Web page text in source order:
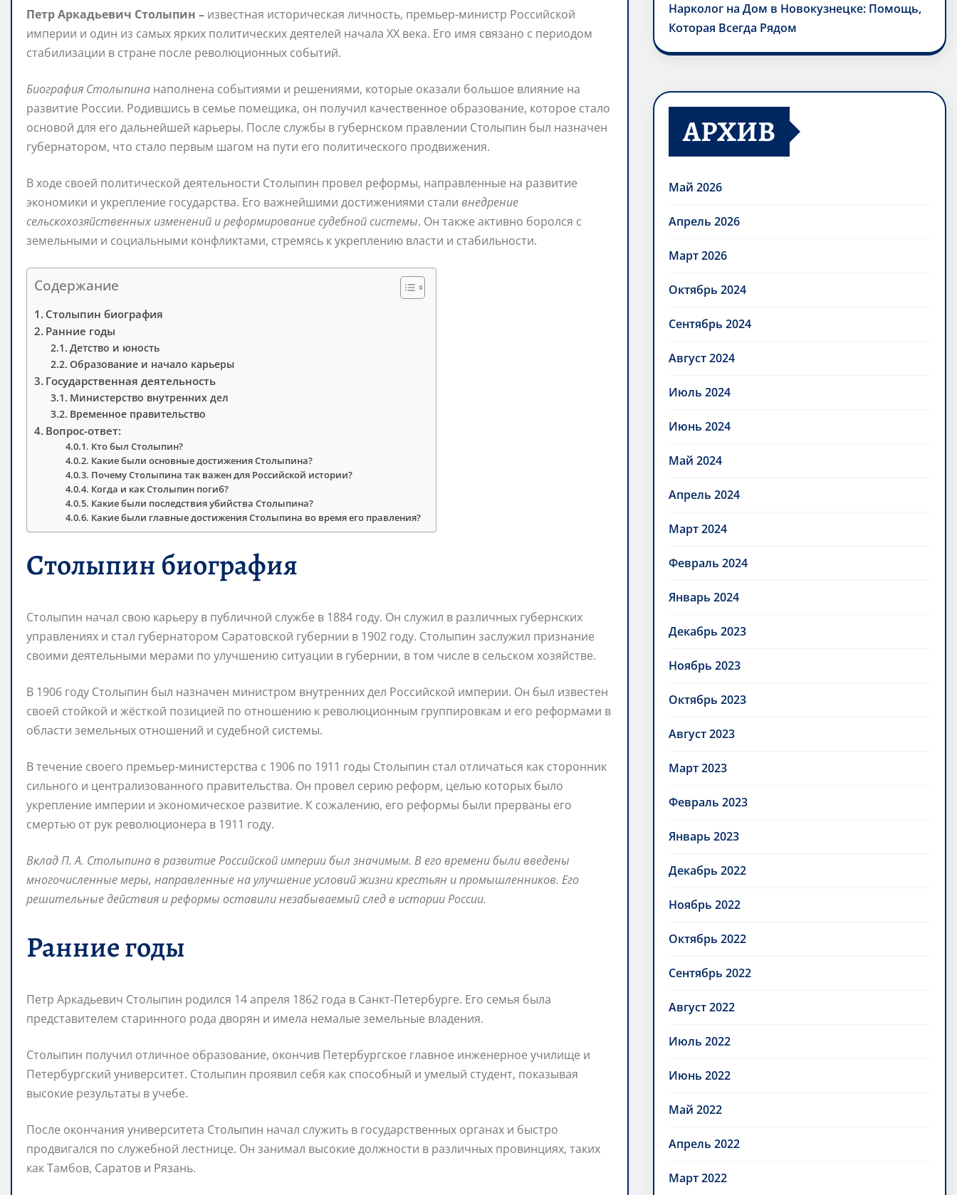
Петр Аркадьевич Столыпин – известная историческая личность, премьер-министр Российской
империи и один из самых ярких политических деятелей начала XX века. Его имя связано с периодом
стабилизации в стране после революционных событий.
Биография Столыпина наполнена событиями и решениями, которые оказали большое влияние на
развитие России. Родившись в семье помещика, он получил качественное образование, которое стало
основой для его дальнейшей карьеры. После службы в губернском правлении Столыпин был назначен
губернатором, что стало первым шагом на пути его политического продвижения.
В ходе своей политической деятельности Столыпин провел реформы, направленные на развитие
экономики и укрепление государства. Его важнейшими достижениями стали внедрение
сельскохозяйственных изменений и реформирование судебной системы. Он также активно боролся с
земельными и социальными конфликтами, стремясь к укреплению власти и стабильности.
Содержание
Столыпин биография
Ранние годы
Детство и юность
Образование и начало карьеры
Государственная деятельность
Министерство внутренних дел
Временное правительство
Вопрос-ответ:
Кто был Столыпин?
Какие были основные достижения Столыпина?
Почему Столыпина так важен для Российской истории?
Когда и как Столыпин погиб?
Какие были последствия убийства Столыпина?
Какие были главные достижения Столыпина во время его правления?
Столыпин биография
Столыпин начал свою карьеру в публичной службе в 1884 году. Он служил в различных губернских
управлениях и стал губернатором Саратовской губернии в 1902 году. Столыпин заслужил признание
своими деятельными мерами по улучшению ситуации в губернии, в том числе в сельском хозяйстве.
В 1906 году Столыпин был назначен министром внутренних дел Российской империи. Он был известен
своей стойкой и жёсткой позицией по отношению к революционным группировкам и его реформами в
области земельных отношений и судебной системы.
В течение своего премьер-министерства с 1906 по 1911 годы Столыпин стал отличаться как сторонник
сильного и централизованного правительства. Он провел серию реформ, целью которых было
укрепление империи и экономическое развитие. К сожалению, его реформы были прерваны его
смертью от рук революционера в 1911 году.
Вклад П. А. Столыпина в развитие Российской империи был значимым. В его времени были введены
многочисленные меры, направленные на улучшение условий жизни крестьян и промышленников. Его
решительные действия и реформы оставили незабываемый след в истории России.
Ранние годы
Петр Аркадьевич Столыпин родился 14 апреля 1862 года в Санкт-Петербурге. Его семья была
представителем старинного рода дворян и имела немалые земельные владения.
Столыпин получил отличное образование, окончив Петербургское главное инженерное училище и
Петербургский университет. Столыпин проявил себя как способный и умелый студент, показывая
высокие результаты в учебе.
После окончания университета Столыпин начал служить в государственных органах и быстро
продвигался по служебной лестнице. Он занимал высокие должности в различных провинциях, таких
как Тамбов, Саратов и Рязань.
Нарколог на Дом в Новокузнецке: Помощь,
Которая Всегда Рядом
АРХИВ
Май 2026
Апрель 2026
Март 2026
Октябрь 2024
Сентябрь 2024
Август 2024
Июль 2024
Июнь 2024
Май 2024
Апрель 2024
Март 2024
Февраль 2024
Январь 2024
Декабрь 2023
Ноябрь 2023
Октябрь 2023
Август 2023
Март 2023
Февраль 2023
Январь 2023
Декабрь 2022
Ноябрь 2022
Октябрь 2022
Сентябрь 2022
Август 2022
Июль 2022
Июнь 2022
Май 2022
Апрель 2022
Март 2022